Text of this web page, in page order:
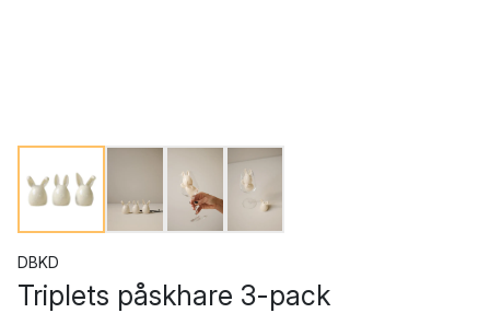
DBKD
Triplets påskhare 3-pack